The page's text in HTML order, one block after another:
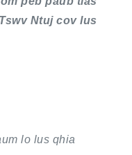
Ntuj cov lus
lo lus qhia